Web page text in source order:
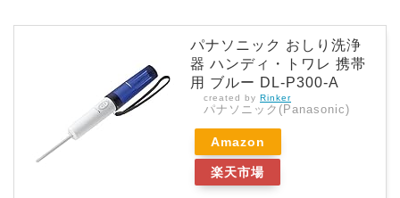
パナソニック おしり洗浄
器 ハンディ・トワレ 携帯
用 ブルー DL-P300-A
created by Rinker
パナソニック(Panasonic)
Amazon
楽天市場